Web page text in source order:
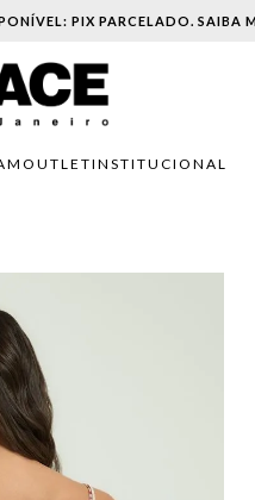
PIX PARCELADO. SAIBA
OUTLETINSTITUCIONAL